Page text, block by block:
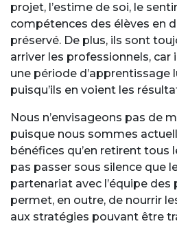
projet, l’estime de soi, le
compétences des élèves en
préservé. De plus, ils sont
arriver les professionnels, car
une période
puisqu’ils en voient les
Nous n’envisageons pas de
puisque nous sommes
bénéfices qu’en retirent tous
pas passer sous silence que
partenariat avec l’équipe des
permet, en outre, de nourrir
aux stratégies pouvant être